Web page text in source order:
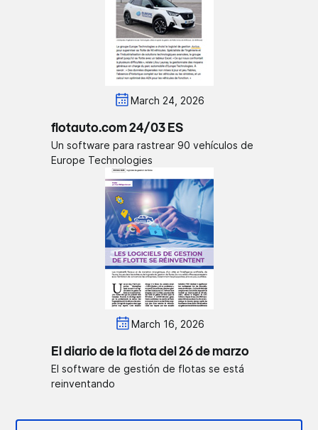
March 24, 2026
flotauto.com 24/03 ES
Un software para rastrear 90 vehículos de
Europe Technologies
March 16, 2026
El diario de la flota del 26 de marzo
El software de gestión de flotas se está
reinventando